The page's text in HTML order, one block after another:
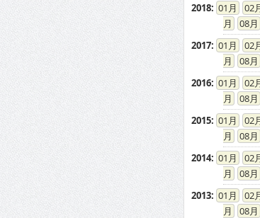
2018: 01 02
08
2017: 01 02
08
2016: 01 02
08
2015: 01 02
08
2014: 01 02
08
2013: 01 02
08